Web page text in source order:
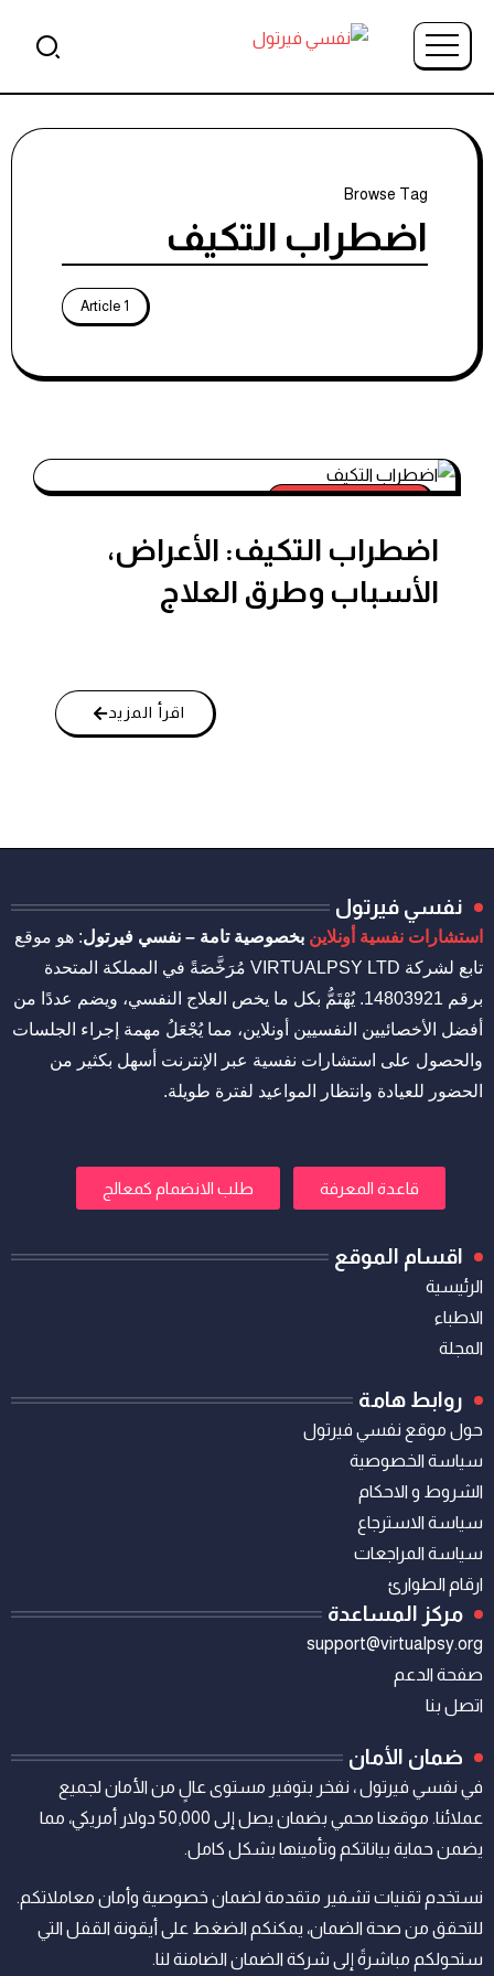
Browse Tag
اضطراب التكيف
1 Article
الاضطرابات النفسية
اضطراب التكيف: الأعراض،
الأسباب وطرق العلاج
اقرأ المزيد
نفسي فيرتول
استشارات نفسية أونلاين بخصوصية تامة – نفسي فيرتول: هو موقع
تابع لشركة VIRTUALPSY LTD مُرَخَّصَةً في المملكة المتحدة
برقم 14803921. يُهْتَمُّ بكل ما يخص العلاج النفسي، ويضم عددًا من
أفضل الأخصائيين النفسيين أونلاين، مما يُجْعَلُ مهمة إجراء الجلسات
والحصول على استشارات نفسية عبر الإنترنت أسهل بكثير من
الحضور للعيادة وانتظار المواعيد لفترة طويلة.
قاعدة المعرفة طلب الانضمام كمعالج
اقسام الموقع
الرئيسية
الاطباء
المجلة
روابط هامة
حول موقع نفسي فيرتول
سياسة الخصوصية
الشروط و الاحكام
سياسة الاسترجاع
سياسة المراجعات
ارقام الطوارئ
مركز المساعدة
support@virtualpsy.org
صفحة الدعم
اتصل بنا
ضمان الأمان
في نفسي فيرتول ، نفخر بتوفير مستوى عالٍ من الأمان لجميع
عملائنا. موقعنا محمي بضمان يصل إلى 50,000 دولار أمريكي، مما
يضمن حماية بياناتكم وتأمينها بشكل كامل.
نستخدم تقنيات تشفير متقدمة لضمان خصوصية وأمان معاملاتكم.
للتحقق من صحة الضمان، يمكنكم الضغط على أيقونة القفل التي
ستحولكم مباشرةً إلى شركة الضمان الضامنة لنا.